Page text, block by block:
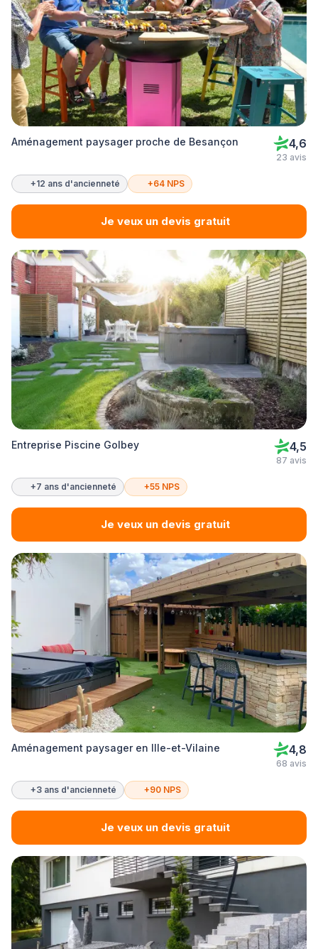
Aménagement paysager proche de Besançon 4,6
23 avis
+12 ans d'ancienneté +64 NPS
Je veux un devis gratuit
Entreprise Piscine Golbey 4,5
87 avis
+7 ans d'ancienneté +55 NPS
Je veux un devis gratuit
Aménagement paysager en Ille-et-Vilaine 4,8
68 avis
+3 ans d'ancienneté +90 NPS
Je veux un devis gratuit